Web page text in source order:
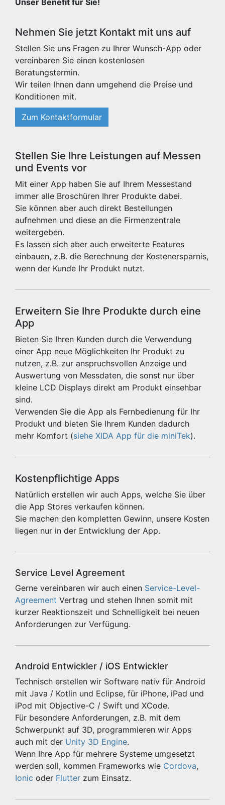
Unser Benefit für Sie!
Nehmen Sie jetzt Kontakt mit uns auf
Stellen Sie uns Fragen zu Ihrer Wunsch-App oder
vereinbaren Sie einen kostenlosen
Beratungstermin.
Wir teilen Ihnen dann umgehend die Preise und
Konditionen mit.
Zum Kontaktformular
Stellen Sie Ihre Leistungen auf Messen
und Events vor
Mit einer App haben Sie auf Ihrem Messestand
immer alle Broschüren Ihrer Produkte dabei.
Sie können aber auch direkt Bestellungen
aufnehmen und diese an die Firmenzentrale
weitergeben.
Es lassen sich aber auch erweiterte Features
einbauen, z.B. die Berechnung der Kostenersparnis,
wenn der Kunde Ihr Produkt nutzt.
Erweitern Sie Ihre Produkte durch eine
App
Bieten Sie Ihren Kunden durch die Verwendung
einer App neue Möglichkeiten Ihr Produkt zu
nutzen, z.B. zur anspruchsvollen Anzeige und
Auswertung von Messdaten, die sonst nur über
kleine LCD Displays direkt am Produkt einsehbar
sind.
Verwenden Sie die App als Fernbedienung für Ihr
Produkt und bieten Sie Ihrem Kunden dadurch
mehr Komfort (siehe XIDA App für die miniTek).
Kostenpflichtige Apps
Natürlich erstellen wir auch Apps, welche Sie über
die App Stores verkaufen können.
Sie machen den kompletten Gewinn, unsere Kosten
liegen nur in der Entwicklung der App.
Service Level Agreement
Gerne vereinbaren wir auch einen Service-Level-
Agreement Vertrag und stehen Ihnen somit mit
kurzer Reaktionszeit und Schnelligkeit bei neuen
Anforderungen zur Verfügung.
Android Entwickler / iOS Entwickler
Technisch erstellen wir Software nativ für Android
mit Java / Kotlin und Eclipse, für iPhone, iPad und
iPod mit Objective-C / Swift und XCode.
Für besondere Anforderungen, z.B. mit dem
Schwerpunkt auf 3D, programmieren wir Apps
auch mit der Unity 3D Engine.
Wenn Ihre App für mehrere Systeme umgesetzt
werden soll, kommen Frameworks wie Cordova,
Ionic oder Flutter zum Einsatz.